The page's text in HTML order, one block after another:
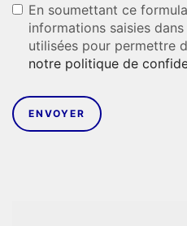
RGPD (NÉCESSAIRE)
En soumettant ce
informations saisies
utilisées pour permettre
notre politique de